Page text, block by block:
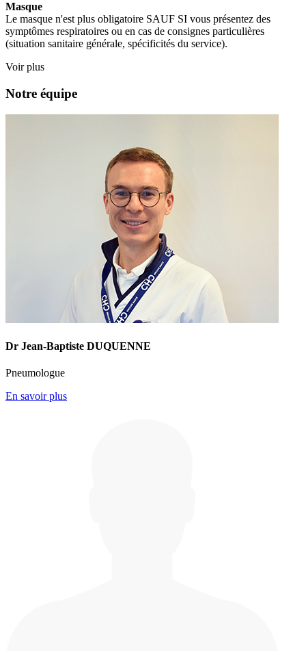
Masque
Le masque n'est plus obligatoire SAUF SI vous présentez des
symptômes respiratoires ou en cas de consignes particulières
(situation sanitaire générale, spécificités du service).
Voir plus
Notre équipe
Dr Jean-Baptiste DUQUENNE
Pneumologue
En savoir plus